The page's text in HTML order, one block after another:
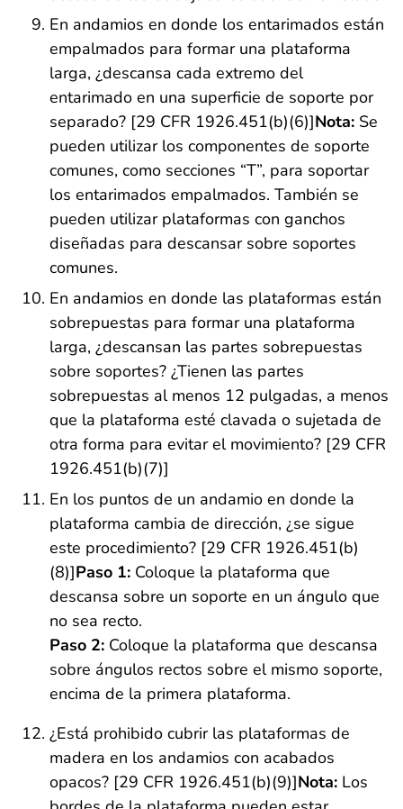
En andamios en donde los entarimados están
empalmados para formar una plataforma
larga, ¿descansa cada extremo del
entarimado en una superficie de soporte por
separado? [29 CFR 1926.451(b)(6)]Nota: Se
pueden utilizar los componentes de soporte
comunes, como secciones “T”, para soportar
los entarimados empalmados. También se
pueden utilizar plataformas con ganchos
diseñadas para descansar sobre soportes
comunes.
En andamios en donde las plataformas están
sobrepuestas para formar una plataforma
larga, ¿descansan las partes sobrepuestas
sobre soportes? ¿Tienen las partes
sobrepuestas al menos 12 pulgadas, a menos
que la plataforma esté clavada o sujetada de
otra forma para evitar el movimiento? [29 CFR
1926.451(b)(7)]
En los puntos de un andamio en donde la
plataforma cambia de dirección, ¿se sigue
este procedimiento? [29 CFR 1926.451(b)
(8)]Paso 1: Coloque la plataforma que
descansa sobre un soporte en un ángulo que
no sea recto.
Paso 2: Coloque la plataforma que descansa
sobre ángulos rectos sobre el mismo soporte,
encima de la primera plataforma.
¿Está prohibido cubrir las plataformas de
madera en los andamios con acabados
opacos? [29 CFR 1926.451(b)(9)]Nota: Los